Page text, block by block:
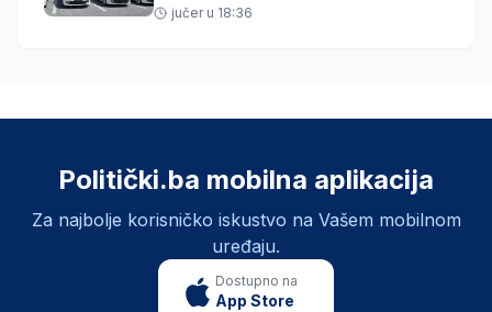
jučer u 18:36
Politički.ba mobilna aplikacija
Za najbolje korisničko iskustvo na Vašem mobilnom
uređaju.
Dostupno na
App Store